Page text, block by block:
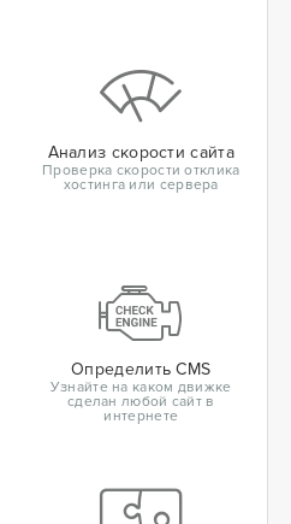
Анализ скорости сайта
Проверка скорости отклика
хостинга или сервера
Определить CMS
Узнайте на каком движке
сделан любой сайт в
интернете